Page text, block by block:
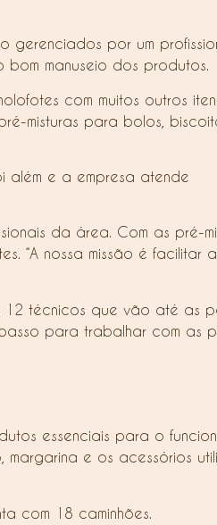
gerenciados por um
bom manuseio dos produtos.
com muitos outros
misturas para bolos,
além e a empresa atende
da área. Com as pré-
“A nossa missão é facilitar
técnicos que vão até as
para trabalhar com as
essenciais para o
margarina e os acessórios
com 18 caminhões.